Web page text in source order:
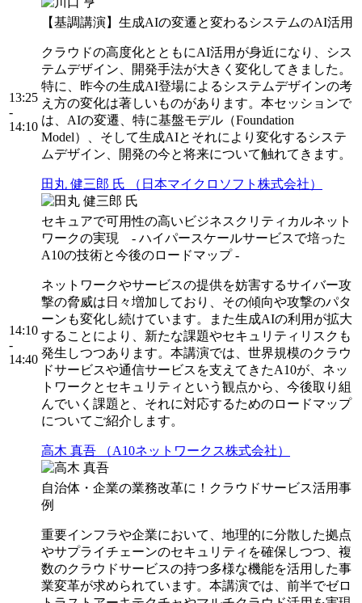
13:25
-
14:10
【基調講演】生成AIの変遷と変わるシステムのAI活用
クラウドの高度化とともにAI活用が身近になり、シス
テムデザイン、開発手法が大きく変化してきました。
特に、昨今の生成AI登場によるシステムデザインの考
え方の変化は著しいものがあります。本セッションで
は、AIの変遷、特に基盤モデル（Foundation
Model）、そして生成AIとそれにより変化するシステ
ムデザイン、開発の今と将来について触れてきます。
田丸 健三郎 氏 （日本マイクロソフト株式会社）
14:10
-
14:40
セキュアで可用性の高いビジネスクリティカルネット
ワークの実現 - ハイパースケールサービスで培った
A10の技術と今後のロードマップ -
ネットワークやサービスの提供を妨害するサイバー攻
撃の脅威は日々増加しており、その傾向や攻撃のパタ
ーンも変化し続けています。また生成AIの利用が拡大
することにより、新たな課題やセキュリティリスクも
発生しつつあります。本講演では、世界規模のクラウ
ドサービスや通信サービスを支えてきたA10が、ネッ
トワークとセキュリティという観点から、今後取り組
んでいく課題と、それに対応するためのロードマップ
についてご紹介します。
高木 真吾 （A10ネットワークス株式会社）
自治体・企業の業務改革に！クラウドサービス活用事
例
重要インフラや企業において、地理的に分散した拠点
やサプライチェーンのセキュリティを確保しつつ、複
数のクラウドサービスの持つ多様な機能を活用した事
業変革が求められています。本講演では、前半でゼロ